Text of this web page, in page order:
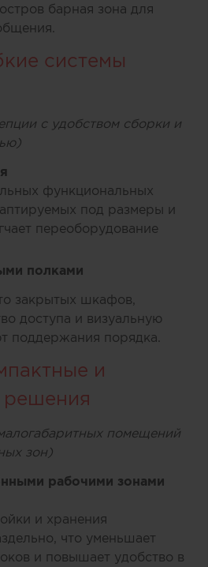
барная зона для
системы
с удобством сборки и
функциональных
под размеры и
переоборудование
полками
закрытых шкафов,
доступа и визуальную
поддержания порядка.
и
решения
помещений
зон)
рабочими зонами
и хранения
что уменьшает
и повышает удобство в